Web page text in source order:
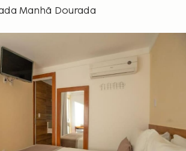
Manhã Dourada